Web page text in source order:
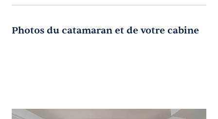
Photos du catamaran et de votre cabine